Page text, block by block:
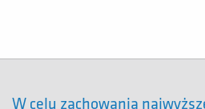
W celu zachowania